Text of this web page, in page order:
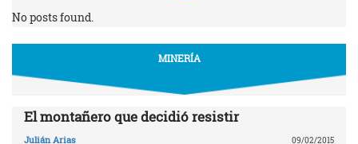
No posts found.
MINERÍA
El montañero que decidió resistir
Julián Arias 09/02/2015